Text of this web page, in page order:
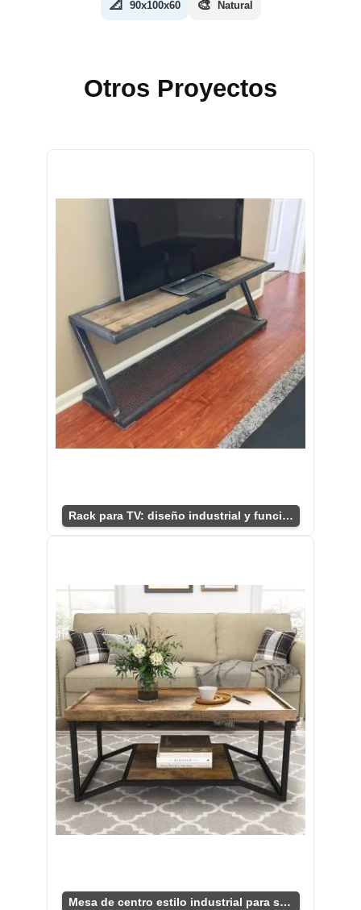
📐 90x100x60 🎨 Natural
Otros Proyectos
Rack para TV: diseño industrial y funcionalidad.
Mesa de centro estilo industrial para sala moderna